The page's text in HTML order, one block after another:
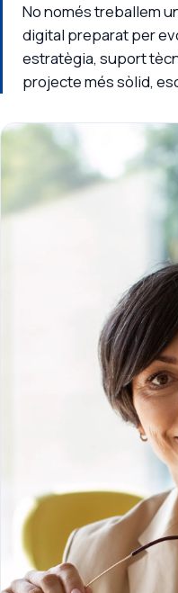
No només treballem
digital preparat per
estratègia, suport
projecte més sòlid,